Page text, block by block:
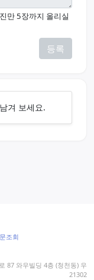
만 5장까지 올리실
등록
겨 보세요.
조회
87 와우빌딩 4층 (청천동) 우
21302